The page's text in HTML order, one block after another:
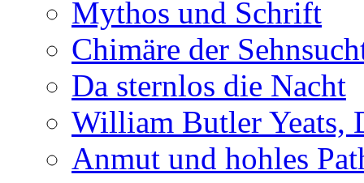
Mythos und Schrift
Chimäre der
Da sternlos die Nacht
William Butler Yeats,
Anmut und hohles